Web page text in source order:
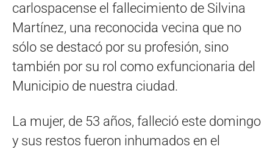
carlospacense el fallecimiento de Silvina
Martínez, una reconocida vecina que no
sólo se destacó por su profesión, sino
también por su rol como exfuncionaria del
Municipio de nuestra ciudad.
La mujer, de 53 años, falleció este domingo
y sus restos fueron inhumados en el